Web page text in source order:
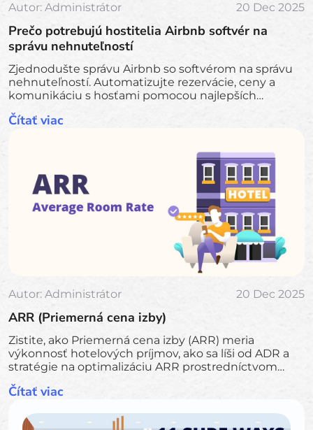
Autor: Administrátor 20 Dec 2025
Prečo potrebujú hostitelia Airbnb softvér na
správu nehnuteľností
Zjednodušte správu Airbnb so softvérom na správu
nehnuteľností. Automatizujte rezervácie, ceny a
komunikáciu s hosťami pomocou najlepších
Čítať viac
Autor: Administrátor 20 Dec 2025
ARR (Priemerná cena izby)
Zistite, ako Priemerná cena izby (ARR) meria
výkonnosť hotelových príjmov, ako sa líši od ADR a
stratégie na optimalizáciu ARR prostredníctvom
Čítať viac